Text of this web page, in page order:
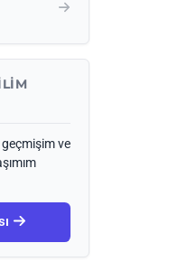
geçmişim ve